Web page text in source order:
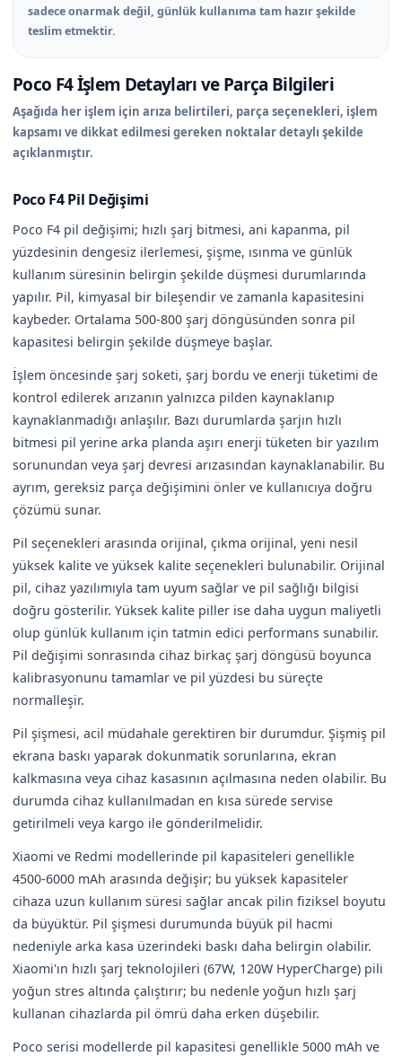
sadece onarmak değil, günlük kullanıma tam hazır şekilde
teslim etmektir.
Poco F4 İşlem Detayları ve Parça Bilgileri
Aşağıda her işlem için arıza belirtileri, parça seçenekleri, işlem
kapsamı ve dikkat edilmesi gereken noktalar detaylı şekilde
açıklanmıştır.
Poco F4 Pil Değişimi
Poco F4 pil değişimi; hızlı şarj bitmesi, ani kapanma, pil
yüzdesinin dengesiz ilerlemesi, şişme, ısınma ve günlük
kullanım süresinin belirgin şekilde düşmesi durumlarında
yapılır. Pil, kimyasal bir bileşendir ve zamanla kapasitesini
kaybeder. Ortalama 500-800 şarj döngüsünden sonra pil
kapasitesi belirgin şekilde düşmeye başlar.
İşlem öncesinde şarj soketi, şarj bordu ve enerji tüketimi de
kontrol edilerek arızanın yalnızca pilden kaynaklanıp
kaynaklanmadığı anlaşılır. Bazı durumlarda şarjın hızlı
bitmesi pil yerine arka planda aşırı enerji tüketen bir yazılım
sorunundan veya şarj devresi arızasından kaynaklanabilir. Bu
ayrım, gereksiz parça değişimini önler ve kullanıcıya doğru
çözümü sunar.
Pil seçenekleri arasında orijinal, çıkma orijinal, yeni nesil
yüksek kalite ve yüksek kalite seçenekleri bulunabilir. Orijinal
pil, cihaz yazılımıyla tam uyum sağlar ve pil sağlığı bilgisi
doğru gösterilir. Yüksek kalite piller ise daha uygun maliyetli
olup günlük kullanım için tatmin edici performans sunabilir.
Pil değişimi sonrasında cihaz birkaç şarj döngüsü boyunca
kalibrasyonunu tamamlar ve pil yüzdesi bu süreçte
normalleşir.
Pil şişmesi, acil müdahale gerektiren bir durumdur. Şişmiş pil
ekrana baskı yaparak dokunmatik sorunlarına, ekran
kalkmasına veya cihaz kasasının açılmasına neden olabilir. Bu
durumda cihaz kullanılmadan en kısa sürede servise
getirilmeli veya kargo ile gönderilmelidir.
Xiaomi ve Redmi modellerinde pil kapasiteleri genellikle
4500-6000 mAh arasında değişir; bu yüksek kapasiteler
cihaza uzun kullanım süresi sağlar ancak pilin fiziksel boyutu
da büyüktür. Pil şişmesi durumunda büyük pil hacmi
nedeniyle arka kasa üzerindeki baskı daha belirgin olabilir.
Xiaomi'ın hızlı şarj teknolojileri (67W, 120W HyperCharge) pili
yoğun stres altında çalıştırır; bu nedenle yoğun hızlı şarj
kullanan cihazlarda pil ömrü daha erken düşebilir.
Poco serisi modellerde pil kapasitesi genellikle 5000 mAh ve